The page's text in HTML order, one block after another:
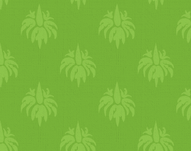
paradicsomos-